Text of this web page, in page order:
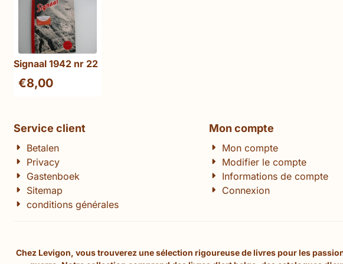
Signaal 1942 nr 22
€8,00
Service client
Betalen
Privacy
Gastenboek
Sitemap
conditions générales
Mon compte
Mon compte
Modifier le compte
Informations de compte
Connexion
Chez Levigon, vous trouverez une sélection rigoureuse de livres pour les